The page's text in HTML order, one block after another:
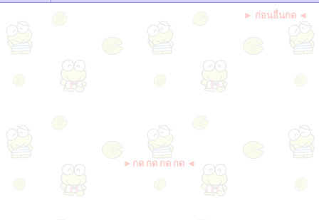
► ก่อนอื่นกด ◄
►กด กด กด กด ◄